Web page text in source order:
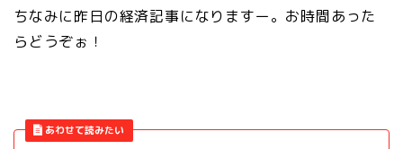
ちなみに昨日の経済記事になりますー。お時間あった
らどうぞぉ！